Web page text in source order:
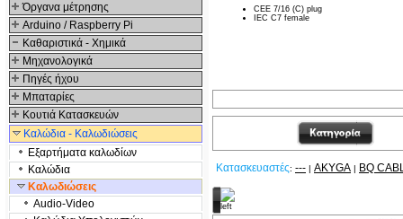
Όργανα μέτρησης
Arduino / Raspberry Pi
Καθαριστικά - Χημικά
Μηχανολογικά
Πηγές ήχου
Μπαταρίες
Κουτιά Κατασκευών
Καλώδια - Καλωδιώσεις
Εξαρτήματα καλωδίων
Καλώδια
Καλωδιώσεις
Audio-Video
CEE 7/16 (C) plug
IEC C7 female
Κατασκευαστές: --- | AKYGA | BQ